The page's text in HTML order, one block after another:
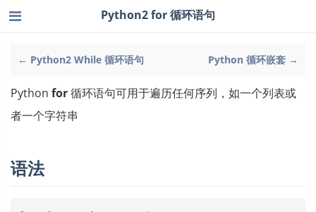
← Python2 While 循环语句 Python 循环嵌套 →
Python2 for 循环语句
Python for循环语句可用于遍历任何序列，如一个列表或
者一个字符串
语法